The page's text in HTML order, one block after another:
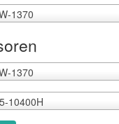
1370
1370
10400H